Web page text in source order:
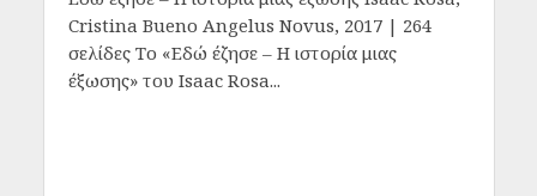
Cristina Bueno Angelus Novus, 2017 | 264
σελίδες Το «Εδώ έζησε – Η ιστορία μιας
έξωσης» του Isaac Rosa...